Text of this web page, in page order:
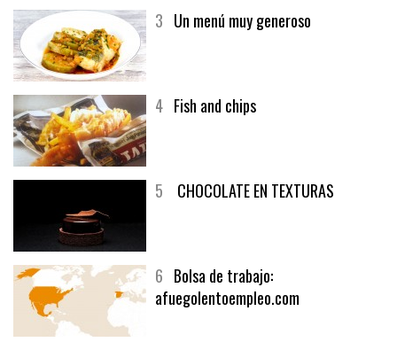
6Bolsa de trabajo: